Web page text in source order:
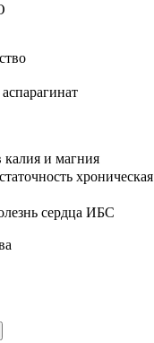
калия и магния
хроническая
сердца ИБС